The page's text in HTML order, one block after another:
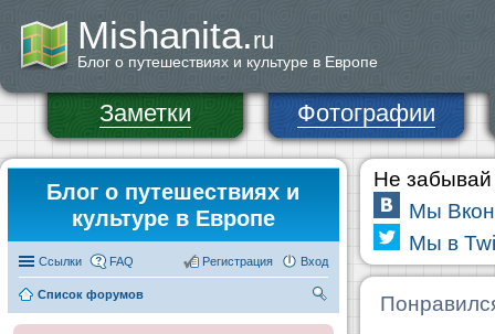
Mishanita.ru
Блог о путешествиях и культуре в Европе
Заметки Фотографии
Блог о путешествиях и
культуре в Европе
Ссылки FAQ Вход
Регистрация
Список форумов
Не забывай
Мы
Мы в